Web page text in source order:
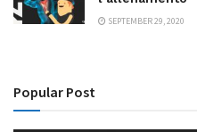
SEPTEMBER 29, 2020
Popular Post